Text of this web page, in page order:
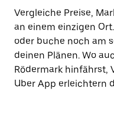
Vergleiche Preise,
an einem einzigen
oder buche noch am
deinen Plänen. Wo
Rödermark hinfährst,
Uber App erleichtern